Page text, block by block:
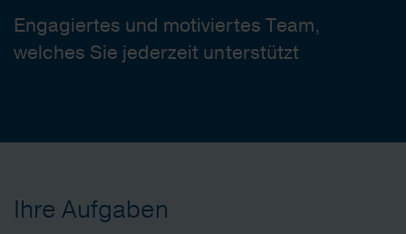
Engagiertes und motiviertes Team,
welches Sie jederzeit unterstützt
Ihre Aufgaben